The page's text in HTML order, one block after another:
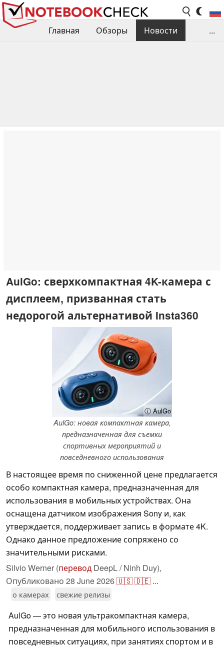
Главная Обзоры
Новости
...
AulGo: сверхкомпактная 4K-камера с
дисплеем, призванная стать
недорогой альтернативой Insta360
ⓘ AulGo
AulGo: новая компактная камера,
предназначенная для съемки
спортивных мероприятий и
повседневного использования
В настоящее время по сниженной цене предлагается
особо компактная камера, предназначенная для
использования в мобильных устройствах. Она
оснащена датчиком изображения Sony и, как
утверждается, поддерживает запись в формате 4K.
Однако данное предложение сопряжено со
значительными рисками.
Silvio Werner (перевод DeepL / Ninh Duy),
Опубликовано 28 June 2026🇺🇸🇩🇪 ...
о камерах свежие релизы
AulGo — это новая ультракомпактная камера,
предназначенная для мобильного использования в
повседневных ситуациях, при занятиях спортом и в